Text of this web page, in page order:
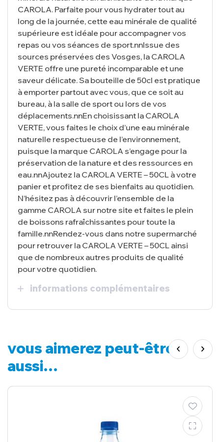
CAROLA. Parfaite pour vous hydrater tout au
long de la journée, cette eau minérale de qualité
supérieure est idéale pour accompagner vos
repas ou vos séances de sport.nnIssue des
sources préservées des Vosges, la CAROLA
VERTE offre une pureté incomparable et une
saveur délicate. Sa bouteille de 50cl est pratique
à emporter partout avec vous, que ce soit au
bureau, à la salle de sport ou lors de vos
déplacements.nnEn choisissant la CAROLA
VERTE, vous faites le choix d’une eau minérale
naturelle respectueuse de l’environnement,
puisque la marque CAROLA s’engage pour la
préservation de la nature et des ressources en
eau.nnAjoutez la CAROLA VERTE – 50CL à votre
panier et profitez de ses bienfaits au quotidien.
N’hésitez pas à découvrir l’ensemble de la
gamme CAROLA sur notre site et faites le plein
de boissons rafraîchissantes pour toute la
famille.nnRendez-vous dans notre supermarché
pour retrouver la CAROLA VERTE – 50CL ainsi
que de nombreux autres produits de qualité
pour votre quotidien.
informations complémentaires
vous aimerez peut-être
aussi…